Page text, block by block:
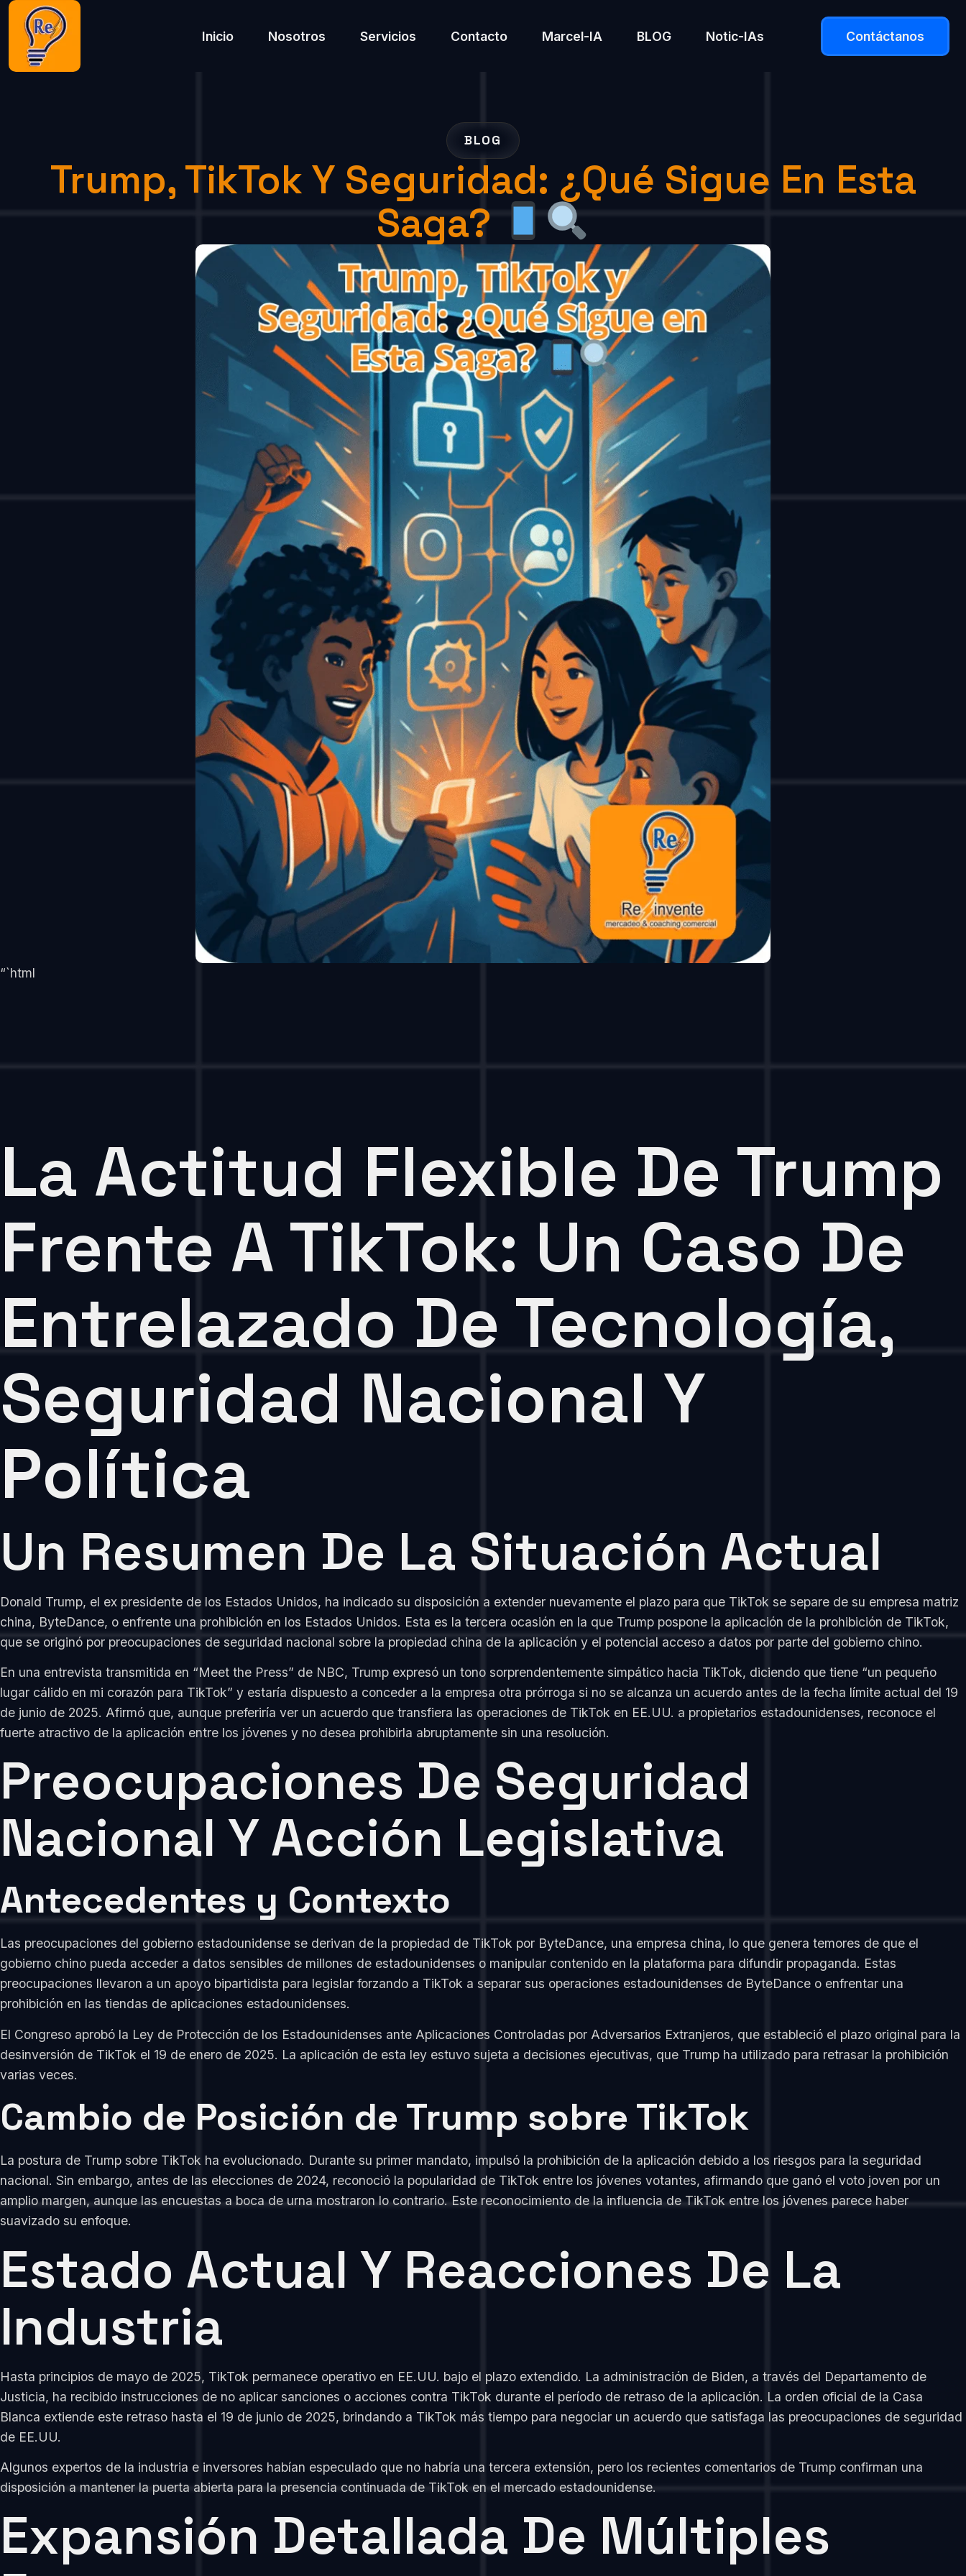
Inicio Nosotros Servicios Contacto Marcel-IA BLOG Notic-IAs Contáctanos
BLOG
Trump, TikTok Y Seguridad: ¿Qué Sigue En Esta
Saga?
“`html
La Actitud Flexible De Trump
Frente A TikTok: Un Caso De
Entrelazado De Tecnología,
Seguridad Nacional Y
Política
Un Resumen De La Situación Actual
Donald Trump, el ex presidente de los Estados Unidos, ha indicado su disposición a extender nuevamente el plazo para que TikTok se separe de su empresa matriz
china, ByteDance, o enfrente una prohibición en los Estados Unidos. Esta es la tercera ocasión en la que Trump pospone la aplicación de la prohibición de TikTok,
que se originó por preocupaciones de seguridad nacional sobre la propiedad china de la aplicación y el potencial acceso a datos por parte del gobierno chino.
En una entrevista transmitida en “Meet the Press” de NBC, Trump expresó un tono sorprendentemente simpático hacia TikTok, diciendo que tiene “un pequeño
lugar cálido en mi corazón para TikTok” y estaría dispuesto a conceder a la empresa otra prórroga si no se alcanza un acuerdo antes de la fecha límite actual del 19
de junio de 2025. Afirmó que, aunque preferiría ver un acuerdo que transfiera las operaciones de TikTok en EE.UU. a propietarios estadounidenses, reconoce el
fuerte atractivo de la aplicación entre los jóvenes y no desea prohibirla abruptamente sin una resolución.
Preocupaciones De Seguridad
Nacional Y Acción Legislativa
Antecedentes y Contexto
Las preocupaciones del gobierno estadounidense se derivan de la propiedad de TikTok por ByteDance, una empresa china, lo que genera temores de que el
gobierno chino pueda acceder a datos sensibles de millones de estadounidenses o manipular contenido en la plataforma para difundir propaganda. Estas
preocupaciones llevaron a un apoyo bipartidista para legislar forzando a TikTok a separar sus operaciones estadounidenses de ByteDance o enfrentar una
prohibición en las tiendas de aplicaciones estadounidenses.
El Congreso aprobó la Ley de Protección de los Estadounidenses ante Aplicaciones Controladas por Adversarios Extranjeros, que estableció el plazo original para la
desinversión de TikTok el 19 de enero de 2025. La aplicación de esta ley estuvo sujeta a decisiones ejecutivas, que Trump ha utilizado para retrasar la prohibición
varias veces.
Cambio de Posición de Trump sobre TikTok
La postura de Trump sobre TikTok ha evolucionado. Durante su primer mandato, impulsó la prohibición de la aplicación debido a los riesgos para la seguridad
nacional. Sin embargo, antes de las elecciones de 2024, reconoció la popularidad de TikTok entre los jóvenes votantes, afirmando que ganó el voto joven por un
amplio margen, aunque las encuestas a boca de urna mostraron lo contrario. Este reconocimiento de la influencia de TikTok entre los jóvenes parece haber
suavizado su enfoque.
Estado Actual Y Reacciones De La
Industria
Hasta principios de mayo de 2025, TikTok permanece operativo en EE.UU. bajo el plazo extendido. La administración de Biden, a través del Departamento de
Justicia, ha recibido instrucciones de no aplicar sanciones o acciones contra TikTok durante el período de retraso de la aplicación. La orden oficial de la Casa
Blanca extiende este retraso hasta el 19 de junio de 2025, brindando a TikTok más tiempo para negociar un acuerdo que satisfaga las preocupaciones de seguridad
de EE.UU.
Algunos expertos de la industria e inversores habían especulado que no habría una tercera extensión, pero los recientes comentarios de Trump confirman una
disposición a mantener la puerta abierta para la presencia continuada de TikTok en el mercado estadounidense.
Expansión Detallada De Múltiples